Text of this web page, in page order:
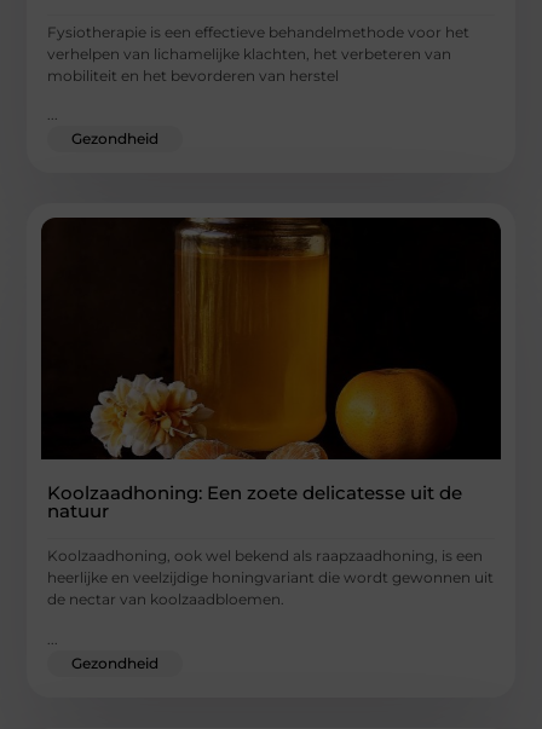
Fysiotherapie is een effectieve behandelmethode voor het
verhelpen van lichamelijke klachten, het verbeteren van
mobiliteit en het bevorderen van herstel
...
Gezondheid
Koolzaadhoning: Een zoete delicatesse uit de
natuur
Koolzaadhoning, ook wel bekend als raapzaadhoning, is een
heerlijke en veelzijdige honingvariant die wordt gewonnen uit
de nectar van koolzaadbloemen.
Gezondheid